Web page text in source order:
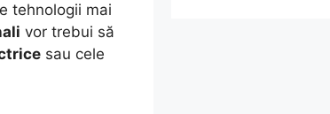
tehnologii mai
vor trebui să
sau cele